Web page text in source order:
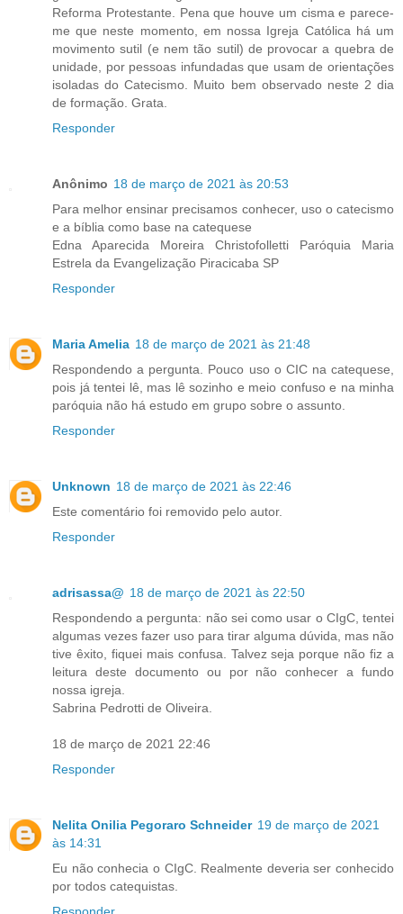
Reforma Protestante. Pena que houve um cisma e parece-
me que neste momento, em nossa Igreja Católica há um
movimento sutil (e nem tão sutil) de provocar a quebra de
unidade, por pessoas infundadas que usam de orientações
isoladas do Catecismo. Muito bem observado neste 2 dia
de formação. Grata.
Responder
Anônimo 18 de março de 2021 às 20:53
Para melhor ensinar precisamos conhecer, uso o catecismo
e a bíblia como base na catequese
Edna Aparecida Moreira Christofolletti Paróquia Maria
Estrela da Evangelização Piracicaba SP
Responder
Maria Amelia 18 de março de 2021 às 21:48
Respondendo a pergunta. Pouco uso o CIC na catequese,
pois já tentei lê, mas lê sozinho e meio confuso e na minha
paróquia não há estudo em grupo sobre o assunto.
Responder
Unknown 18 de março de 2021 às 22:46
Este comentário foi removido pelo autor.
Responder
adrisassa@ 18 de março de 2021 às 22:50
Respondendo a pergunta: não sei como usar o CIgC, tentei
algumas vezes fazer uso para tirar alguma dúvida, mas não
tive êxito, fiquei mais confusa. Talvez seja porque não fiz a
leitura deste documento ou por não conhecer a fundo
nossa igreja.
Sabrina Pedrotti de Oliveira.
18 de março de 2021 22:46
Responder
Nelita Onilia Pegoraro Schneider 19 de março de 2021
às 14:31
Eu não conhecia o CIgC. Realmente deveria ser conhecido
por todos catequistas.